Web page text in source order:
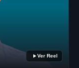
Ver Reel